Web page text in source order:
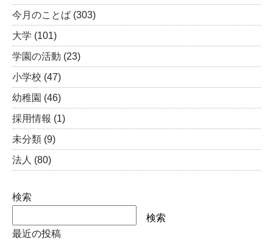
今月のことば (303)
大学 (101)
学園の活動 (23)
小学校 (47)
幼稚園 (46)
採用情報 (1)
未分類 (9)
法人 (80)
検索
検索
最近の投稿